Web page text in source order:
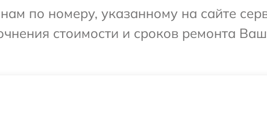
по номеру, указанному на сайте
стоимости и сроков ремонта